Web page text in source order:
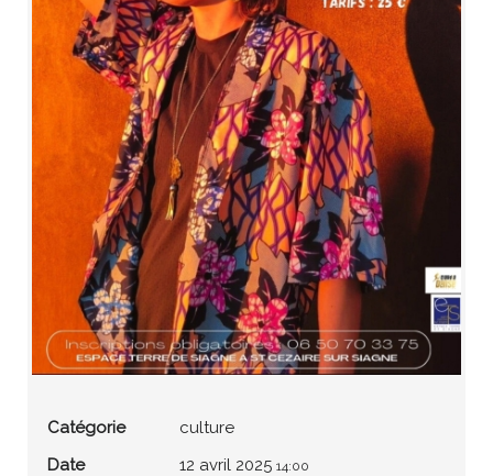
Catégorie
culture
Date
12 avril 2025 14:00